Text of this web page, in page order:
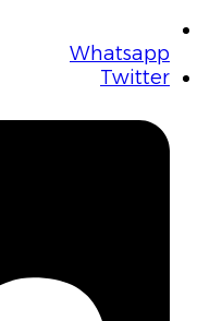
Whatsapp
Twitter